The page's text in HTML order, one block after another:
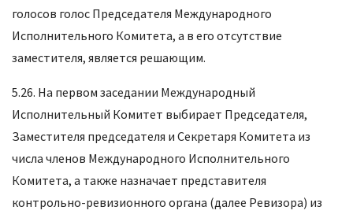
голосов голос Председателя Международного
Исполнительного Комитета, а в его отсутствие
заместителя, является решающим.
5.26. На первом заседании Международный
Исполнительный Комитет выбирает Председателя,
Заместителя председателя и Секретаря Комитета из
числа членов Международного Исполнительного
Комитета, а также назначает представителя
контрольно-ревизионного органа (далее Ревизора) из